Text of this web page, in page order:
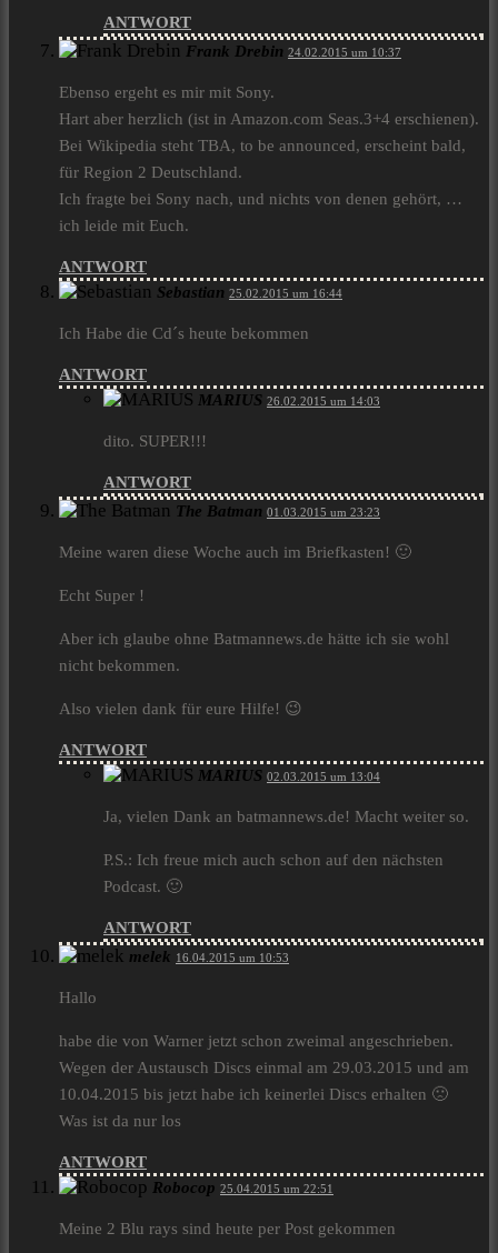
ANTWORT
Frank Drebin 24.02.2015 um 10:37
Ebenso ergeht es mir mit Sony.
Hart aber herzlich (ist in Amazon.com Seas.3+4 erschienen).
Bei Wikipedia steht TBA, to be announced, erscheint bald,
für Region 2 Deutschland.
Ich fragte bei Sony nach, und nichts von denen gehört, …
ich leide mit Euch.
ANTWORT
Sebastian 25.02.2015 um 16:44
Ich Habe die Cd´s heute bekommen
ANTWORT
MARIUS 26.02.2015 um 14:03
dito. SUPER!!!
ANTWORT
The Batman 01.03.2015 um 23:23
Meine waren diese Woche auch im Briefkasten! 🙂
Echt Super !
Aber ich glaube ohne Batmannews.de hätte ich sie wohl
nicht bekommen.
Also vielen dank für eure Hilfe! 😉
ANTWORT
MARIUS 02.03.2015 um 13:04
Ja, vielen Dank an batmannews.de! Macht weiter so.
P.S.: Ich freue mich auch schon auf den nächsten
Podcast. 🙂
ANTWORT
melek 16.04.2015 um 10:53
Hallo
habe die von Warner jetzt schon zweimal angeschrieben.
Wegen der Austausch Discs einmal am 29.03.2015 und am
10.04.2015 bis jetzt habe ich keinerlei Discs erhalten 🙁
Was ist da nur los
ANTWORT
Robocop 25.04.2015 um 22:51
Meine 2 Blu rays sind heute per Post gekommen